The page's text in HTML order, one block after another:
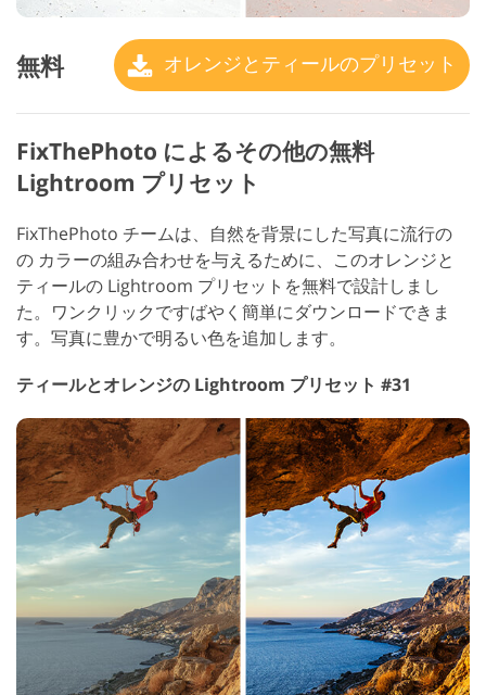
無料 オレンジとティールのプリセット
FixThePhoto によるその他の無料
Lightroom プリセット
FixThePhoto チームは、自然を背景にした写真に流行の
の カラーの組み合わせを与えるために、このオレンジと
ティールの Lightroom プリセットを無料で設計しまし
た。ワンクリックですばやく簡単にダウンロードできま
す。写真に豊かで明るい色を追加します。
ティールとオレンジの Lightroom プリセット #31